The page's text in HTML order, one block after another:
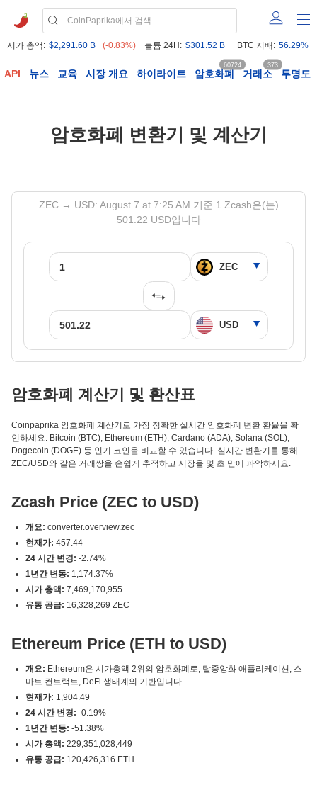
시가 총액: $2,291.60 B (-0.83%) 볼륨 24H: $301.52 B BTC 지배: 56.29%
API 뉴스 교육 시장 개요 하이라이트 암호화폐
60724
거래소
373
투명도
암호화폐 변환기 및 계산기
ZEC → USD: August 7 at 7:25 AM 기준 1 Zcash은(는)
501.22 USD입니다
암호화폐 계산기 및 환산표
Coinpaprika 암호화폐 계산기로 가장 정확한 실시간 암호화폐 변환 환율을 확
인하세요. Bitcoin (BTC), Ethereum (ETH), Cardano (ADA), Solana (SOL),
Dogecoin (DOGE) 등 인기 코인을 비교할 수 있습니다. 실시간 변환기를 통해
ZEC/USD와 같은 거래쌍을 손쉽게 추적하고 시장을 몇 초 만에 파악하세요.
Zcash Price (ZEC to USD)
개요: converter.overview.zec
현재가: 457.44
24 시간 변경: -2.74%
1년간 변동: 1,174.37%
시가 총액: 7,469,170,955
유통 공급: 16,328,269 ZEC
Ethereum Price (ETH to USD)
개요: Ethereum은 시가총액 2위의 암호화폐로, 탈중앙화 애플리케이션, 스
마트 컨트랙트, DeFi 생태계의 기반입니다.
현재가: 1,904.49
24 시간 변경: -0.19%
1년간 변동: -51.38%
시가 총액: 229,351,028,449
유통 공급: 120,426,316 ETH